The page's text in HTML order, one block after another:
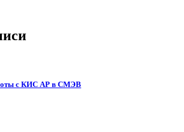
с КИС АР в СМЭВ